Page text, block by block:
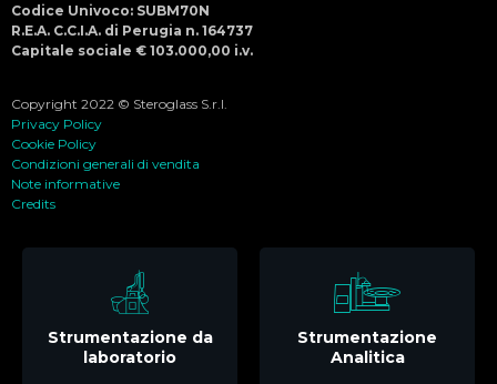
Codice Univoco: SUBM70N
R.E.A. C.C.I.A. di Perugia n. 164737
Capitale sociale € 103.000,00 i.v.
Copyright 2022 © Steroglass S.r.l.
Privacy Policy
Cookie Policy
Condizioni generali di vendita
Note informative
Credits
Strumentazione da
laboratorio
Strumentazione
Analitica